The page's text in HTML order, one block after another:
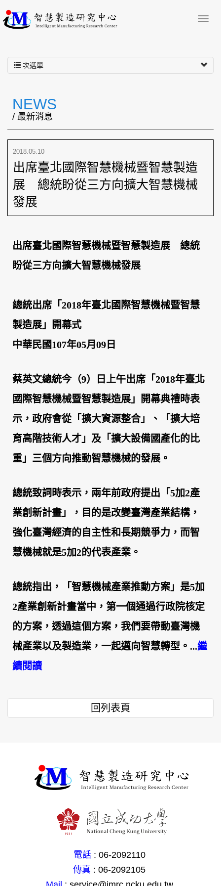
次選單
NEWS
/ 最新消息
2018.05.10
出席臺北國際智慧機械暨智慧製造
展 總統盼從三方向擴大智慧機械
發展
出席臺北國際智慧機械暨智慧製造展 總統
盼從三方向擴大智慧機械發展
總統出席「2018年臺北國際智慧機械暨智慧
製造展」開幕式
中華民國107年05月 09 日
蔡英文總統今（9）日上午出席「2018年臺北
國際智慧機械暨智慧製造展」開幕典禮時表
示， 政府會從「擴大資源整合」、「擴大培
育高階技術人才」及「擴大設備國產化的比
重」三個方向推動智慧機械的發展。
總統致詞時表示，兩年前政府提出「5加2產
業創新計畫」， 目的是改變臺灣產業結構，
強化臺灣經濟的自主性和長期競爭力， 而智
慧機械就是5加2的代表產業。
總統指出，「智慧機械產業推動方案」是5加
2產業創新計畫當中， 第一個通過行政院核定
的方案，透過這個方案， 我們要帶動臺灣機
械產業以及製造業，一起邁向智慧轉型。...繼
續閱讀
回列表頁
電話 : 06-2092110
傳真 : 06-2092105